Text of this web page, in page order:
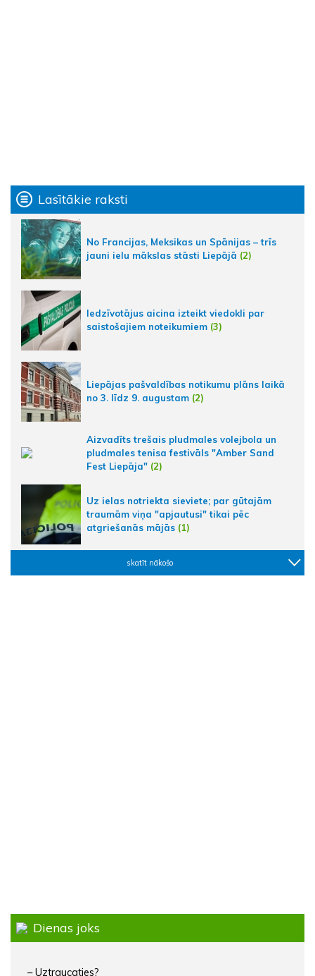
Lasītākie raksti
No Francijas, Meksikas un Spānijas – trīs
jauni ielu mākslas stāsti Liepājā (2)
Iedzīvotājus aicina izteikt viedokli par
saistošajiem noteikumiem (3)
Liepājas pašvaldības notikumu plāns laikā
no 3. līdz 9. augustam (2)
Aizvadīts trešais pludmales volejbola un
pludmales tenisa festivāls "Amber Sand
Fest Liepāja" (2)
Uz ielas notriekta sieviete; par gūtajām
traumām viņa "apjautusi" tikai pēc
atgriešanās mājās (1)
skatīt nākošo
Dienas joks
– Uztraucaties?